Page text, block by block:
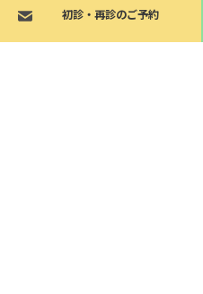
初診・再診のご予約
初診・再診のご予約